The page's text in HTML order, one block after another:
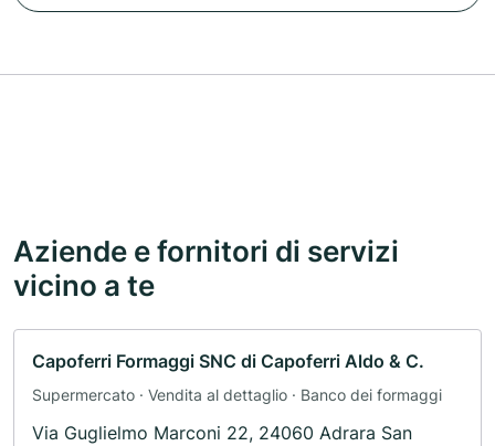
Aziende e fornitori di servizi
vicino a te
Capoferri Formaggi SNC di Capoferri Aldo & C.
Supermercato · Vendita al dettaglio · Banco dei formaggi
Via Guglielmo Marconi 22, 24060 Adrara San